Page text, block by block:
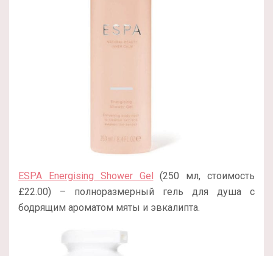
ESPA Energising Shower Gel (250 мл, стоимость
£22.00) – полноразмерный гель для душа с
бодрящим ароматом мяты и эвкалипта.